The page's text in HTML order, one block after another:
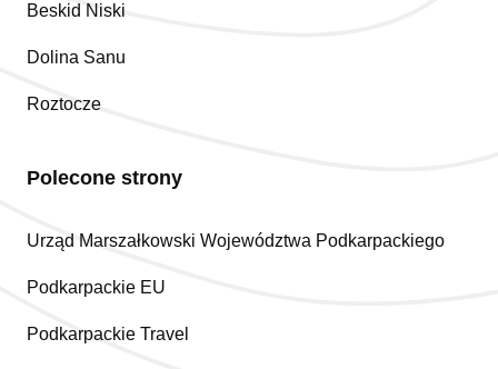
Beskid Niski
Dolina Sanu
Roztocze
Polecone strony
Urząd Marszałkowski Województwa Podkarpackiego
Podkarpackie EU
Podkarpackie Travel